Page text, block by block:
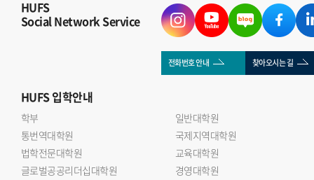
HUFS
Social Network Service
전화번호 안내 찾아오시는 길
HUFS입학안내
학부
일반대학원
통번역대학원
국제지역대학원
법학전문대학원
교육대학원
글로벌공공리더십대학원
경영대학원